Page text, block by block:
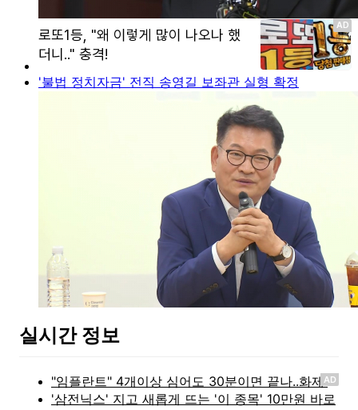
'불법 정치자금' 전직 송영길 보좌관 실형 확정
실시간 정보
AD